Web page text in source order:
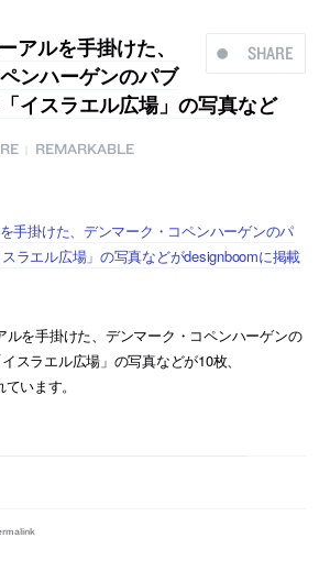
SHARE
アルを手掛けた、
ンハーゲンのパブ
イスラエル広場」の写真など
REMARKABLE
手掛けた、デンマーク・コペンハーゲンのパ
ラエル広場」の写真などがdesignboomに掲載
ルを手掛けた、デンマーク・コペンハーゲンの
スラエル広場」の写真などが10枚、
います。